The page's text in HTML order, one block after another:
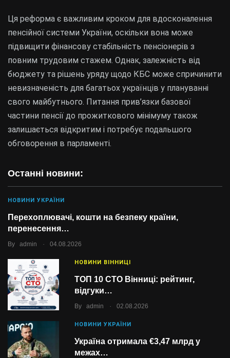
Останні новини:
НОВИНИ УКРАЇНИ
Перехоплювачі, кошти на безпеку країни,
перенесення…
By admin . 04.08.2026
НОВИНИ ВІННИЦІ
ТОП 10 СТО Вінниці: рейтинг,
відгуки…
By admin . 02.08.2026
НОВИНИ УКРАЇНИ
Україна отримала €3,47 млрд у
межах…
Ця реформа є важливим кроком для вдосконалення
пенсійної системи України, оскільки вона може
підвищити фінансову стабільність пенсіонерів з
повним трудовим стажем. Однак, залежність від
бюджету та рішень уряду щодо КБС може спричинити
невизначеність для багатьох українців у плануванні
свого майбутнього. Питання прив’язки базової
частини пенсії до прожиткового мінімуму також
залишається відкритим і потребує подальшого
обговорення в парламенті.